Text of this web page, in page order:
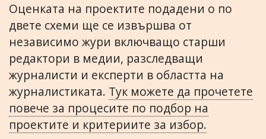
Оценката на проектите подадени о по
двете схеми ще се извършва от
независимо жури включващо старши
редактори в медии, разследващи
журналисти и експерти в областта на
журналистиката. Тук можете да прочетете
повече за процесите по подбор на
проектите и критериите за избор.